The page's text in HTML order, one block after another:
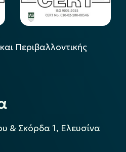
Περιβαλλοντικής
& Σκόρδα 1, Ελευσίνα